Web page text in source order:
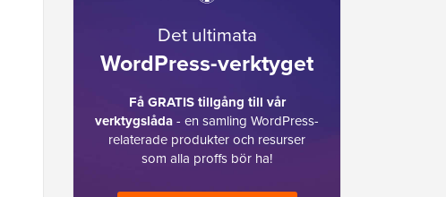
Det ultimata
WordPress-verktyget
Få GRATIS tillgång till vår
verktygslåda- en samling WordPress-
relaterade produkter och resurser
som alla proffs bör ha!